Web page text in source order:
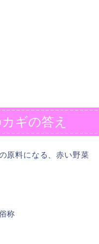
ギの答え
原料になる、赤い野菜
称